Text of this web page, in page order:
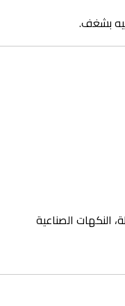
بشغف.
النكهات الصناعية